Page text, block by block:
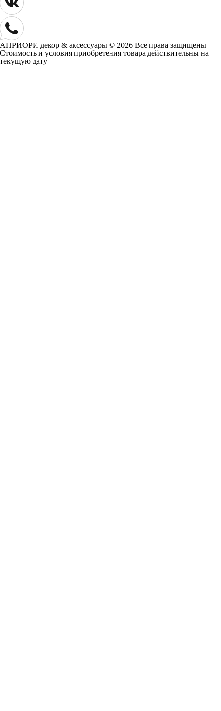
АПРИОРИ декор & аксессуары © 2026 Все права защищены
Cтоимость и условия приобретения товара действительны на
текущую дату